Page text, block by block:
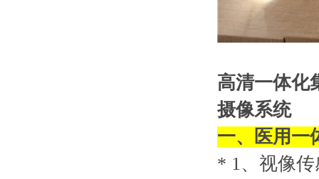
高清一体化
摄像系统
一、
医用一
* 1、视像